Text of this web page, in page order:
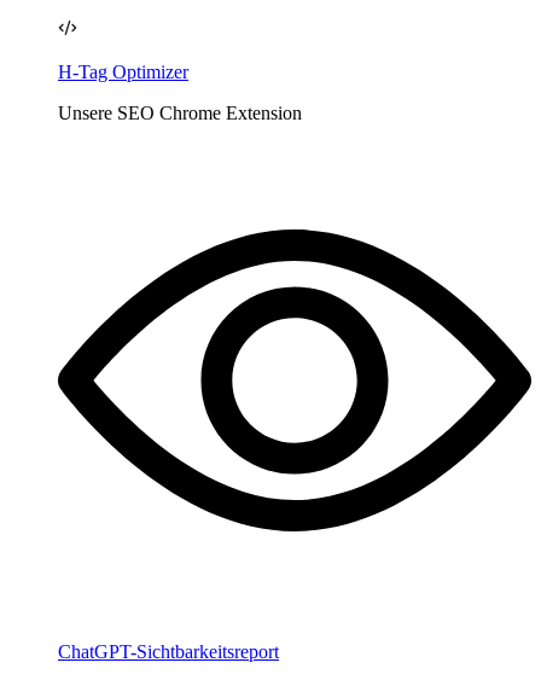
H-Tag Optimizer
Unsere SEO Chrome Extension
ChatGPT-Sichtbarkeitsreport